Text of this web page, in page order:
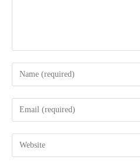
Enter
your
name
comment
Enter
your
email
address
Enter
your